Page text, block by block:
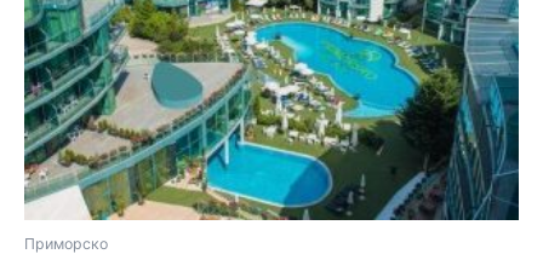
Приморско